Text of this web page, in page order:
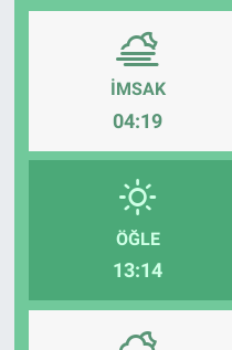
İMSAK
04:19
ÖĞLE
13:14